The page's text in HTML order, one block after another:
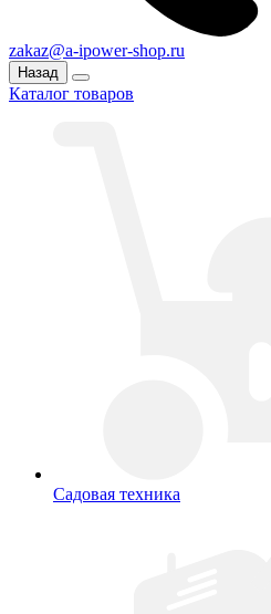
zakaz@a-ipower-shop.ru
Назад
Каталог товаров
Садовая техника